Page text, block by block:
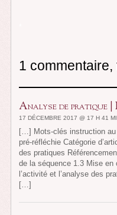
1
Analyse de pratique |
17 DÉCEMBRE 2017 @ 17 H 41
[…] Mots-clés instruction
pré-réfléchie Catégorie
des pratiques
de la séquence 1.3 Mise
l’activité et l’analyse des
[…]